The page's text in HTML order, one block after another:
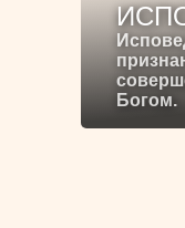
Богом.